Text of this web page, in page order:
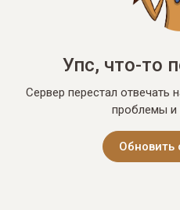
Упс, что-то
Сервер перестал отвечать
проблемы и
Обновить